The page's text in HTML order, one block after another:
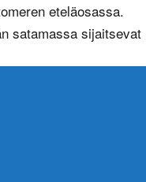
eteläosassa.
satamassa sijaitsevat